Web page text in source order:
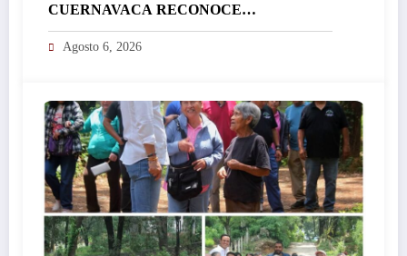
CUERNAVACA RECONOCE
TRAYECTORIA DE SERVIDORAS Y
SERVIDORES PÚBLICOS CON LA
Agosto 6, 2026